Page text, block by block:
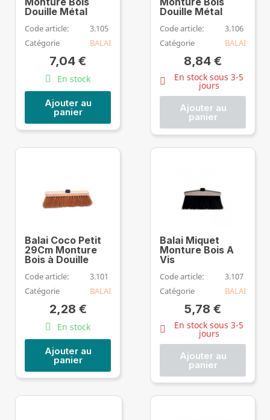
Douille Métal
Code article:
3.105
Catégorie
BALAI
7,04 €
En stock
Ajouter au
panier
Douille Métal
Code article:
3.106
Catégorie
BALAI
8,84 €
En stock sous 3-5
jours
Ajouter au
panier
Balai Coco Petit
29Cm Monture
Bois à Douille
Code article:
3.101
Catégorie
BALAI
2,28 €
En stock
Ajouter au
panier
Balai Miquet
Monture Bois A
Vis
Code article:
3.107
Catégorie
BALAI
5,78 €
En stock sous 3-5
jours
Ajouter au
panier